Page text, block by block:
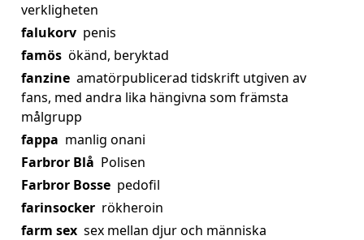
verkligheten
falukorv penis
famös ökänd, beryktad
fanzine amatörpublicerad tidskrift utgiven av
fans, med andra lika hängivna som främsta
målgrupp
fappa manlig onani
Farbror Blå Polisen
Farbror Bosse pedofil
farinsocker rökheroin
farm sex sex mellan djur och människa